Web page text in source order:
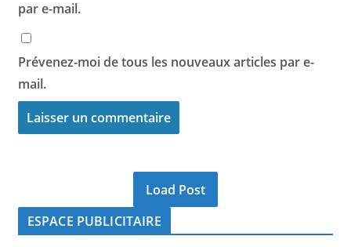
par e-mail.
Prévenez-moi de tous les nouveaux articles par e-
mail.
Load Post
ESPACE PUBLICITAIRE